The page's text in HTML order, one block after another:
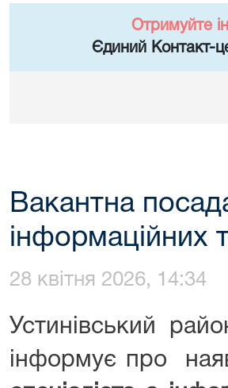
Отримуйте
Єдиний Контакт-
Вакантна
інформаційних
28 квітня 2026, 14:34
Устинівський
інформує про